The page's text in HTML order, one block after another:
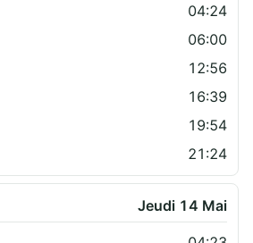
04:24
06:00
12:56
16:39
19:54
21:24
Jeudi 14 Mai